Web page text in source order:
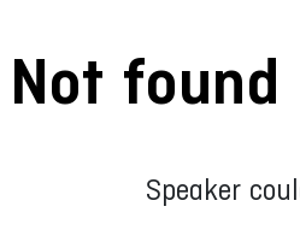
Not found
Speaker